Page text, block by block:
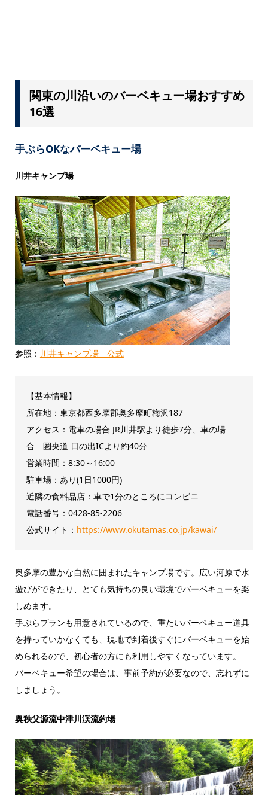
関東の川沿いのバーベキュー場おすすめ
16選
手ぶらOKなバーベキュー場
川井キャンプ場
参照： 川井キャンプ場 公式
【基本情報】
所在地：東京都西多摩郡奥多摩町梅沢187
アクセス：電車の場合 JR川井駅より徒歩7分、車の場
合 圏央道 日の出ICより約40分
営業時間：8:30～16:00
駐車場：あり(1日1000円)
近隣の食料品店：車で1分のところにコンビニ
電話番号：0428-85-2206
公式サイト： https://www.okutamas.co.jp/kawai/
奥多摩の豊かな自然に囲まれたキャンプ場です。広い河原で水
遊びができたり、とても気持ちの良い環境でバーベキューを楽
しめます。
手ぶらプランも用意されているので、重たいバーベキュー道具
を持っていかなくても、現地で到着後すぐにバーベキューを始
められるので、初心者の方にも利用しやすくなっています。
バーベキュー希望の場合は、事前予約が必要なので、忘れずに
しましょう。
奥秩父源流中津川渓流釣場